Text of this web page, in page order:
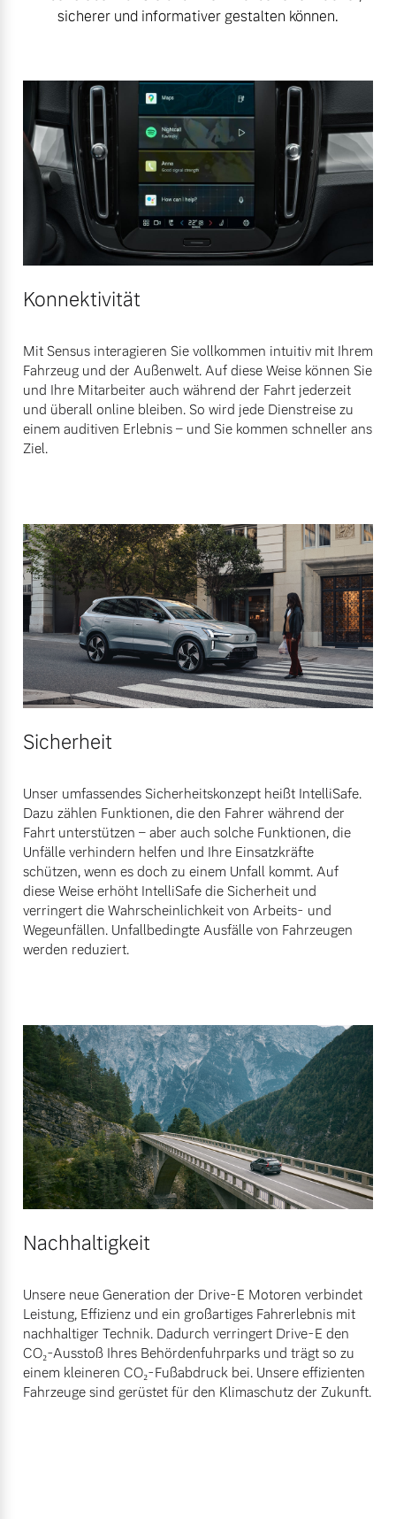
sicherer und informativer gestalten können.
Konnektivität
Mit Sensus interagieren Sie vollkommen intuitiv mit Ihrem
Fahrzeug und der Außenwelt. Auf diese Weise können Sie
und Ihre Mitarbeiter auch während der Fahrt jederzeit
und überall online bleiben. So wird jede Dienstreise zu
einem auditiven Erlebnis – und Sie kommen schneller ans
Ziel.
Sicherheit
Unser umfassendes Sicherheitskonzept heißt IntelliSafe.
Dazu zählen Funktionen, die den Fahrer während der
Fahrt unterstützen – aber auch solche Funktionen, die
Unfälle verhindern helfen und Ihre Einsatzkräfte
schützen, wenn es doch zu einem Unfall kommt. Auf
diese Weise erhöht IntelliSafe die Sicherheit und
verringert die Wahrscheinlichkeit von Arbeits- und
Wegeunfällen. Unfallbedingte Ausfälle von Fahrzeugen
werden reduziert.
Nachhaltigkeit
Unsere neue Generation der Drive-E Motoren verbindet
Leistung, Effizienz und ein großartiges Fahrerlebnis mit
nachhaltiger Technik. Dadurch verringert Drive-E den
CO₂-Ausstoß Ihres Behördenfuhrparks und trägt so zu
einem kleineren CO₂-Fußabdruck bei. Unsere effizienten
Fahrzeuge sind gerüstet für den Klimaschutz der Zukunft.